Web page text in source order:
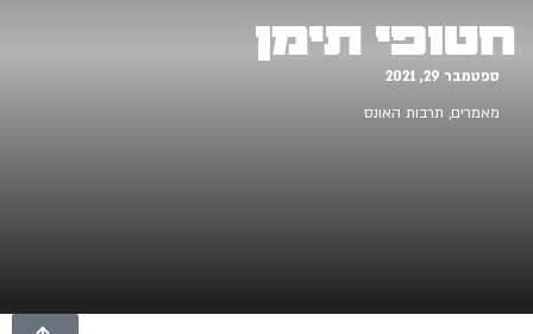
חטופי תימן
ספטמבר 29, 2021
מאמרים, תרבות האונס